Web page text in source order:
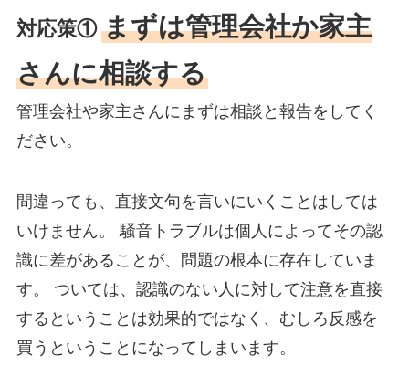
対応策① まずは管理会社か家主
さんに相談する
管理会社や家主さんにまずは相談と報告をしてく
ださい。
間違っても、直接文句を言いにいくことはしては
いけません。 騒音トラブルは個人によってその認
識に差があることが、問題の根本に存在していま
す。 ついては、認識のない人に対して注意を直接
するということは効果的ではなく、むしろ反感を
買うということになってしまいます。